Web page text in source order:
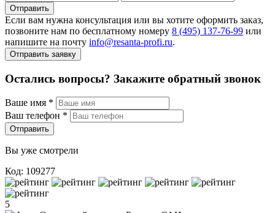
Отправить
Если вам нужна консультация или вы хотите оформить заказ,
позвоните нам по бесплатному номеру 8 (495) 137‑76‑99 или
напишите на почту info@resanta‑profi.ru.
Отправить заявку
Остались вопросы? Закажите обратный звонок
Ваше имя *
Ваш телефон *
Отправить
Вы уже смотрели
Код: 109277
5